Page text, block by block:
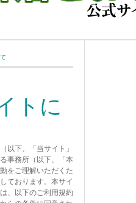
トに
以下、「当サイト」
事務所（以下、「本
をご理解いただくた
ております。本サイ
、以下のご利用規約